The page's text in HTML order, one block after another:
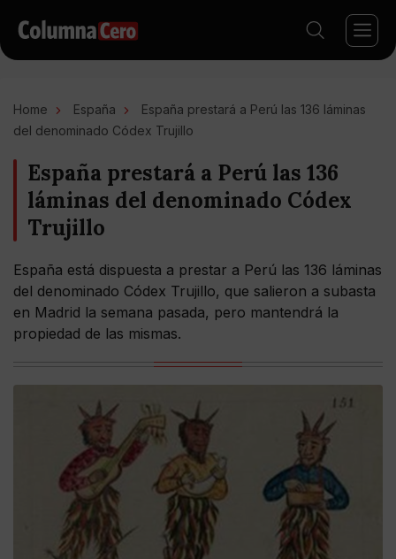
Home España
España prestará a Perú las 136 láminas
del denominado Códex Trujillo
España prestará a Perú las 136
láminas del denominado Códex
Trujillo
España está dispuesta a prestar a Perú las 136 láminas
del denominado Códex Trujillo, que salieron a subasta
en Madrid la semana pasada, pero mantendrá la
propiedad de las mismas.